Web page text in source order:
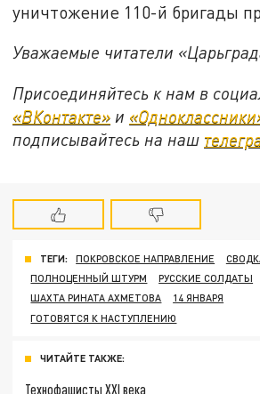
уничтожение 110-й бригады
Уважаемые читатели
Присоединяйтесь к нам в
«ВКонтакте» и
подписывайтесь на наш
ТЕГИ: ПОКРОВСКОЕ НАПРАВЛЕНИЕ
ПОЛНОЦЕННЫЙ ШТУРМ
РУССКИЕ СОЛДАТЫ
ШАХТА РИНАТА АХМЕТОВА
14 ЯНВАРЯ
ГОТОВЯТСЯ К НАСТУПЛЕНИЮ
ЧИТАЙТЕ ТАКЖЕ:
Технофашисты XXI века